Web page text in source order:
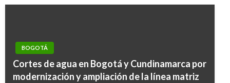
BOGOTÁ
Cortes de agua en Bogotá y Cundinamarca por
modernización y ampliación de la línea matriz